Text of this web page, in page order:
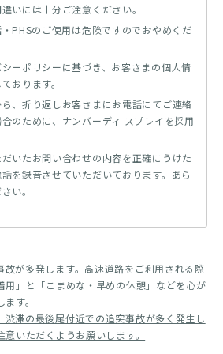
いには十分ご注意ください。
PHSのご使用は危険ですのでおやめくだ
ーポリシーに基づき、お客さまの個人情
おります。
、折り返しお客さまにお電話にてご連絡
のために、ナンバーディ スプレイを採用
いたお問い合わせの内容を正確にうけた
を録音させていただいております。あら
い。
故が多発します。高速道路をご利用される際
用」と「こまめな・早めの休憩」などを心が
す。
渋滞の最後尾付近での追突事故が多く発生し
いただくようお願いします。